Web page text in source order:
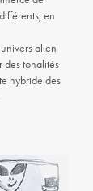
en
alien
des tonalités
hybride des